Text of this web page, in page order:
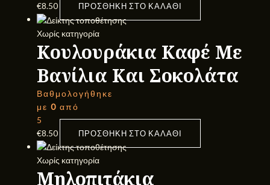
€8.50 ΠΡΟΣΘΉΚΗ ΣΤΟ ΚΑΛΆΘΙ
Χωρίς κατηγορία
Κουλουράκια Καφέ Με
Βανίλια Και Σοκολάτα
Βαθμολογήθηκε
με0 από
5
€8.50 ΠΡΟΣΘΉΚΗ ΣΤΟ ΚΑΛΆΘΙ
Χωρίς κατηγορία
Μηλοπιτάκια